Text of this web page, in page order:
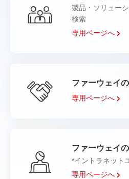
製品・ソリュー
検索
専用ページへ
ファーウェイ
専用ページへ
ファーウェイ
*イントラネット
専用ページへ